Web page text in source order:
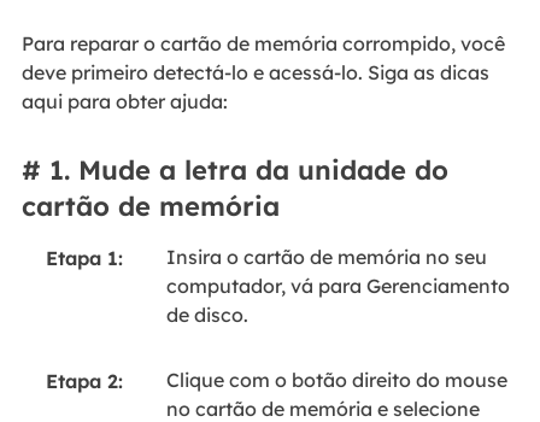
Para reparar o cartão de memória corrompido, você
deve primeiro detectá-lo e acessá-lo. Siga as dicas
aqui para obter ajuda:
# 1. Mude a letra da unidade do
cartão de memória
Etapa 1:
Insira o cartão de memória no seu
computador, vá para Gerenciamento
de disco.
Etapa 2:
Clique com o botão direito do mouse
no cartão de memória e selecione